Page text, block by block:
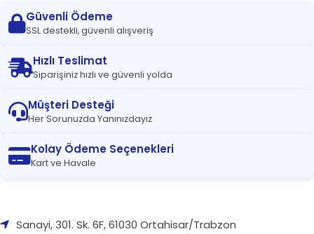
Güvenli Ödeme
SSL destekli, güvenli alışveriş
Hızlı Teslimat
Siparişiniz hızlı ve güvenli yolda
Müşteri Desteği
Her Sorunuzda Yanınızdayız
Kolay Ödeme Seçenekleri
Kart ve Havale
Sanayi, 301. Sk. 6F, 61030 Ortahisar/Trabzon